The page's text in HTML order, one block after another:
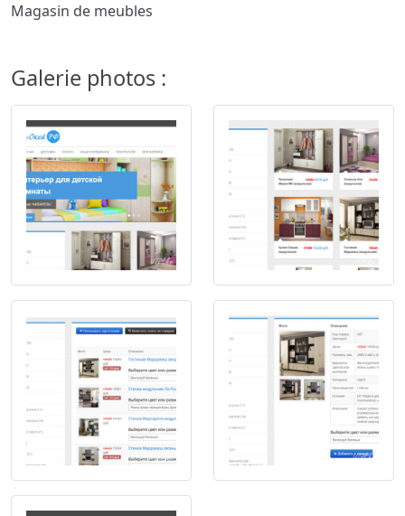
Magasin de meubles
Galerie photos :